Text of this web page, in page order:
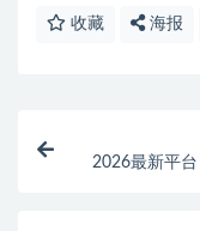
收藏 海报
2026最新平